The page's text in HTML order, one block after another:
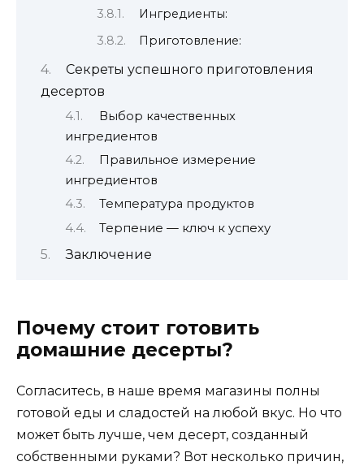
Ингредиенты:
Приготовление:
Секреты успешного приготовления
десертов
Выбор качественных
ингредиентов
Правильное измерение
ингредиентов
Температура продуктов
Терпение — ключ к успеху
Заключение
Почему стоит готовить
домашние десерты?
Согласитесь, в наше время магазины полны
готовой еды и сладостей на любой вкус. Но что
может быть лучше, чем десерт, созданный
собственными руками? Вот несколько причин,